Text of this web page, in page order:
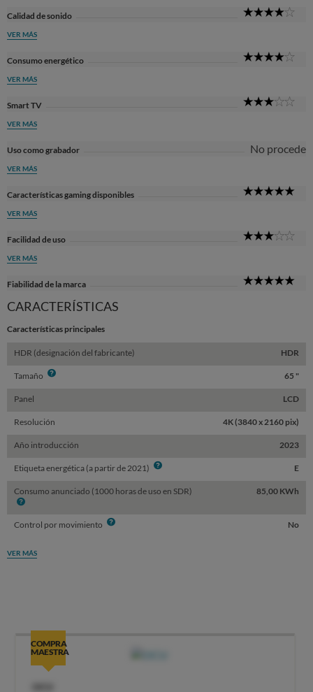
Calidad de sonido
VER MÁS
Consumo energético
VER MÁS
Smart TV
VER MÁS
Uso como grabador No procede
VER MÁS
Características gaming disponibles
VER MÁS
Facilidad de uso
VER MÁS
Fiabilidad de la marca
CARACTERÍSTICAS
Características principales
HDR (designación del fabricante) HDR
Tamaño Info 65 "
Panel LCD
Resolución 4K (3840 x 2160 pix)
Año introducción 2023
Etiqueta energética (a partir de 2021) Info E
Consumo anunciado (1000 horas de uso en SDR)
Info
85,00 KWh
Control por movimiento Info No
VER MÁS
COMPRA
MAESTRA